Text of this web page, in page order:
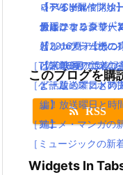
【TVCM配信開始
ナルファンタジー
とルナフレーナの
［TV・映画の新着
ゃべるよwイフリ
優はかなり豪華( ﾟ
新しいゲーム機ニ
は来年3月！気に
［ゲーム・スマホア
「アイドルマスタ
お届けするシリー
【2016夏アニソ
ど話題のアニメの
よ！放送曜日と時
編】
［アニメ・マンガの
ロデュース！
最近ニコニコで人
(｀・ω・´)【その
【2016夏アニソ
ど話題のアニメの
よ！放送曜日と時
編】
［ミュージックの新
このブログを購
RSS
Widgets In